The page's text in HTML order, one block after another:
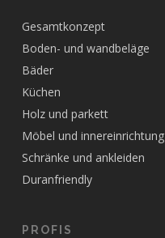
Gesamtkonzept
Boden- und wandbeläge
Bäder
Küchen
Holz und parkett
Möbel und innereinrichtung
Schränke und ankleiden
Duranfriendly
PROFIS